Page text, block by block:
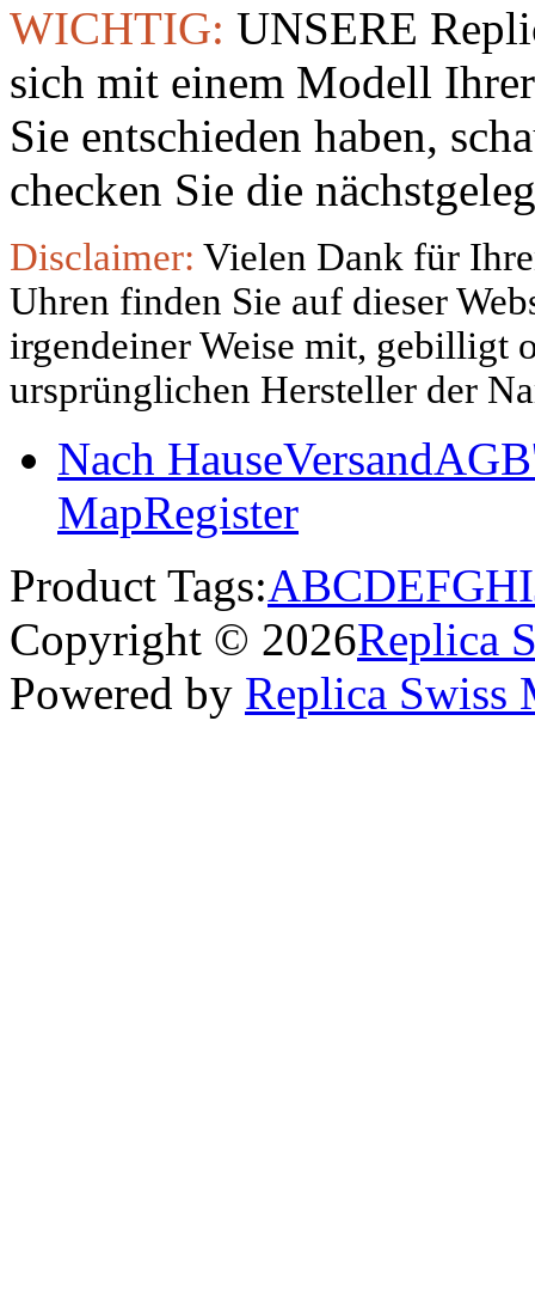
WICHTIG: UNSERE
sich mit einem Modell
Sie entschieden haben,
checken Sie die
Disclaimer: Vielen Dank für
Uhren finden Sie auf dieser
irgendeiner Weise mit, gebilligt
ursprünglichen Hersteller der
Nach HauseVersand
MapRegister
Product Tags:ABCDEFGHI
Copyright © 2026Replica
Powered by Replica Swiss